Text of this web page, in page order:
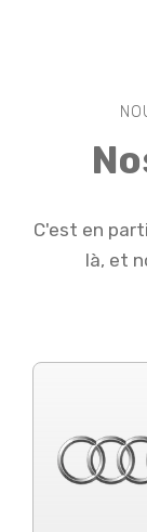
C'est en
là, et